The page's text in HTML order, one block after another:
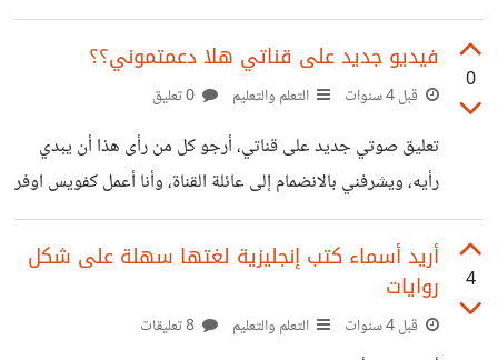
https://www.youtube.com/watch?
v=k6KaYoAu7VA
0
فيديو جديد على قناتي هلا دعمتموني؟؟
قبل 4 سنوات التعلم والتعليم
تعليق صوتي جديد على قناتي، أرجو كل من رأى هذا أن يبدي
رأيه، ويشرفني بالانضمام إلى عائلة القناة، وأنا أعمل كفويس اوفر
على خمسات، كما أعمل على صقل مهاراتي في هذه القناة.
https://youtu.be/xN6OqTNEJyM
4
أريد أسماء كتب إنجليزية لغتها سهلة على شكل
روايات
قبل 4 سنوات التعلم والتعليم